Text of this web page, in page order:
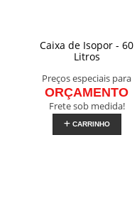
Caixa de Isopor - 60
Litros
Preços especiais para
ORÇAMENTO
Frete sob medida!
CARRINHO